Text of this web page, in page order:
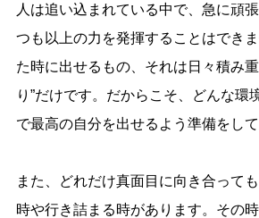
人は追い込まれている中で、急に頑
つも以上の力を発揮することはでき
た時に出せるもの、それは日々積み
り”だけです。だからこそ、どんな環
で最高の自分を出せるよう準備をして
また、どれだけ真面目に向き合って
時や行き詰まる時があります。その